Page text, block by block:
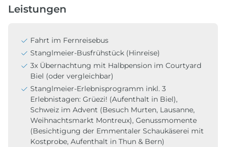
Leistungen
Fahrt im Fernreisebus
Stanglmeier-Busfrühstück (Hinreise)
3x Übernachtung mit Halbpension im Courtyard
Biel (oder vergleichbar)
Stanglmeier-Erlebnisprogramm inkl. 3
Erlebnistagen: Grüezi! (Aufenthalt in Biel),
Schweiz im Advent (Besuch Murten, Lausanne,
Weihnachtsmarkt Montreux), Genussmomente
(Besichtigung der Emmentaler Schaukäserei mit
Kostprobe, Aufenthalt in Thun & Bern)